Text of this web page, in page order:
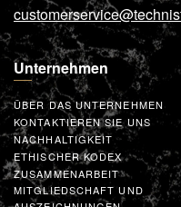
Unternehmen
ÜBER DAS UNTERNEHMEN
KONTAKTIEREN SIE UNS
NACHHALTIGKEIT
ETHISCHER KODEX
ZUSAMMENARBEIT
MITGLIEDSCHAFT UND